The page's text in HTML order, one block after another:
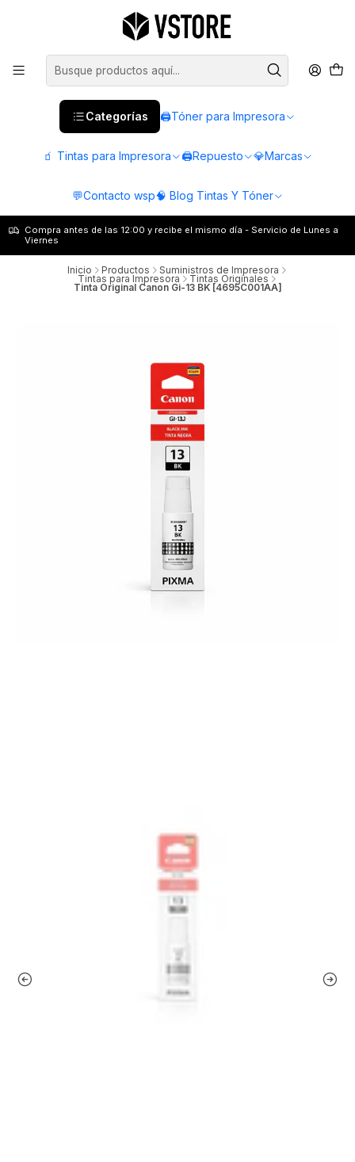
Categorías 🖨️Tóner para Impresora
🧃 Tintas para Impresora 🖨️Repuesto 💎Marcas
💬Contacto wsp🧠 Blog Tintas Y Tóner
Compra antes de las 12:00 y recibe el mismo día - Servicio de Lunes a
Viernes
Inicio Productos Suministros de Impresora
Tintas para Impresora Tintas Originales
Tinta Original Canon Gi-13 BK [4695C001AA]